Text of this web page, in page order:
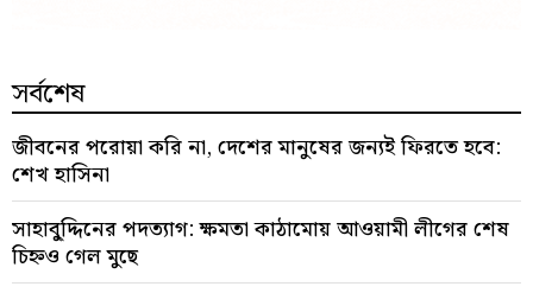
সর্বশেষ
জীবনের পরোয়া করি না, দেশের মানুষের জন্যই ফিরতে হবে:
শেখ হাসিনা
সাহাবু্দ্দিনের পদত্যাগ: ক্ষমতা কাঠামোয় আওয়ামী লীগের শেষ
চিহ্নও গেল মুছে